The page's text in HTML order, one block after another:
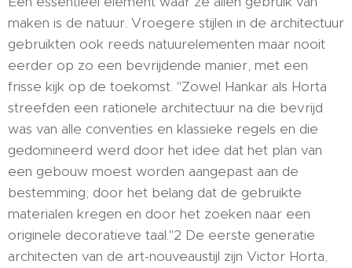
maken is de natuur. Vroegere stijlen in de architectuur
gebruikten ook reeds natuurelementen maar nooit
eerder op zo een bevrijdende manier, met een
frisse kijk op de toekomst. "Zowel Hankar als Horta
streefden een rationele architectuur na die bevrijd
was van alle conventies en klassieke regels en die
gedomineerd werd door het idee dat het plan van
een gebouw moest worden aangepast aan de
bestemming; door het belang dat de gebruikte
materialen kregen en door het zoeken naar een
originele decoratieve taal."2 De eerste generatie
architecten van de art-nouveaustijl zijn Victor Horta,